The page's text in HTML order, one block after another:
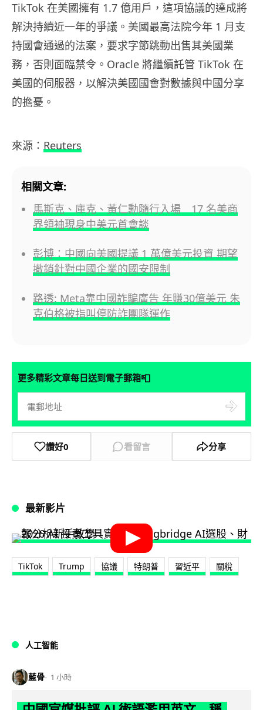
TikTok 在美國擁有 1.7 億用戶，這項協議的達成將
解決持續近一年的爭議。美國最高法院今年 1 月支
持國會通過的法案，要求字節跳動出售其美國業
務，否則面臨禁令。Oracle 將繼續託管 TikTok 在
美國的伺服器，以解決美國國會對數據與中國分享
的擔憂。
來源： Reuters
相關文章:
馬斯克、庫克、黃仁勳隨行入場 17 名美商
界領袖現身中美元首會談
彭博：中國向美國提議 1 萬億美元投資 期望
撤銷針對中國企業的國安限制
路透: Meta靠中國詐騙廣告 年賺30億美元 朱
克伯格被指叫停防詐團隊運作
更多精彩文章每日送到電子郵箱📮
讚好0 看留言 分享
最新影片
TikTok Trump 協議 特朗普 習近平 關稅
人工智能
藍骨 1 小時